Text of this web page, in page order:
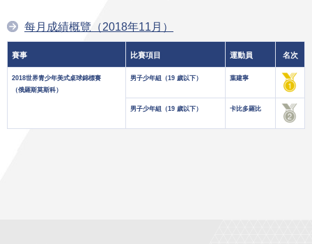
每月成績概覽（2018年11月）
賽事 比賽項目 運動員 名次
2018世界青少年美式桌球錦標賽
（俄羅斯莫斯科）
男子少年組（19 歲以下） 葉建寧
男子少年組（19 歲以下） 卡比多羅比